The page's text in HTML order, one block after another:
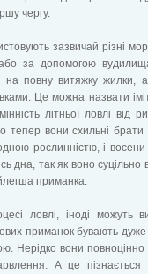
чергу.
зазвичай різні
за допомогою
повну витяжку жилки, а
Це можна назвати
літньої ловлі від
тепер вони схильні брати
рослинністю, і
дна, так як воно суцільно
приманка.
ловлі, іноді можуть
приманок бувають дуже
Нерідко вони
А це пізнається